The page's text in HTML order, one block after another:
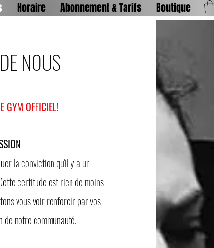
Horaire Abonnement & Tarifs Boutique
NOUS
GYM OFFICIEL!
la conviction qu'il y aun
certitude est rien de moins
vous voir renforcir par vos
de notre communauté.